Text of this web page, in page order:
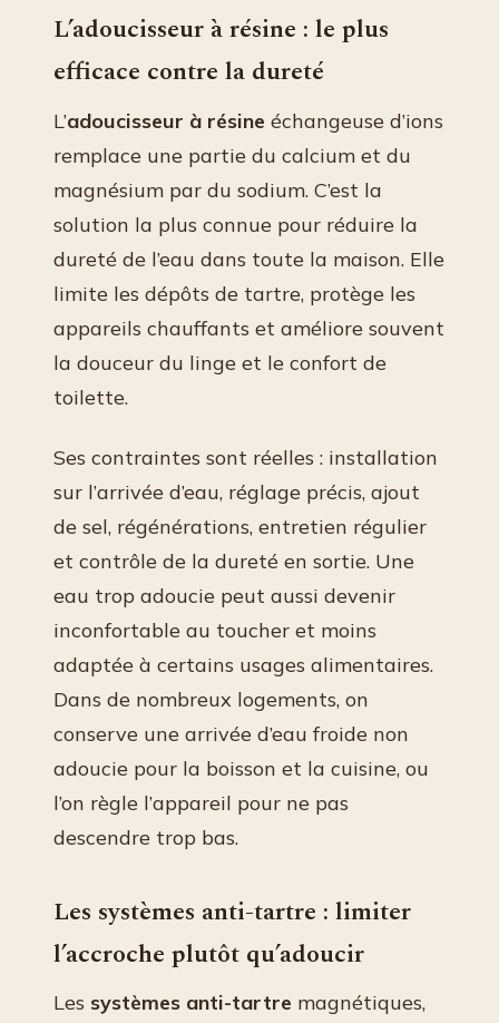
L’adoucisseur à résine : le plus
efficace contre la dureté
L’adoucisseur à résine échangeuse d’ions
remplace une partie du calcium et du
magnésium par du sodium. C’est la
solution la plus connue pour réduire la
dureté de l’eau dans toute la maison. Elle
limite les dépôts de tartre, protège les
appareils chauffants et améliore souvent
la douceur du linge et le confort de
toilette.
Ses contraintes sont réelles : installation
sur l’arrivée d’eau, réglage précis, ajout
de sel, régénérations, entretien régulier
et contrôle de la dureté en sortie. Une
eau trop adoucie peut aussi devenir
inconfortable au toucher et moins
adaptée à certains usages alimentaires.
Dans de nombreux logements, on
conserve une arrivée d’eau froide non
adoucie pour la boisson et la cuisine, ou
l’on règle l’appareil pour ne pas
descendre trop bas.
Les systèmes anti-tartre : limiter
l’accroche plutôt qu’adoucir
Les systèmes anti-tartre magnétiques,